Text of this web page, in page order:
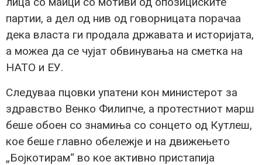
партии, а дел од нив од говорницата порачаа
дека власта ги продала државата и историјата,
а можеа да се чујат обвинувања на сметка на
НАТО и ЕУ.
Следуваа пцовки упатени кон министерот за
здравство Венко Филипче, а протестниот марш
беше обоен со знамиња со сонцето од Кутлеш,
кое беше главно обележје и на движењето
„Бојкотирам“ во кое активно пристапија